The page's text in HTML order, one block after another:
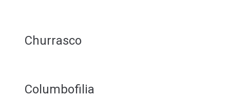
Churrasco
Columbofilia